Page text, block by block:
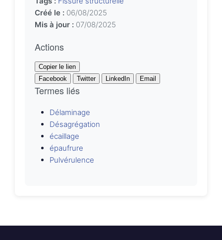
Créé le : 06/08/2025
Mis à jour : 07/08/2025
Actions
Copier le lien
Facebook
Twitter LinkedIn Email
Termes liés
Délaminage
Désagrégation
écaillage
épaufrure
Pulvérulence